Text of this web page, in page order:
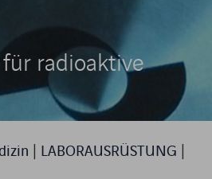
radioaktive
| LABORAUSRÜSTUNG |